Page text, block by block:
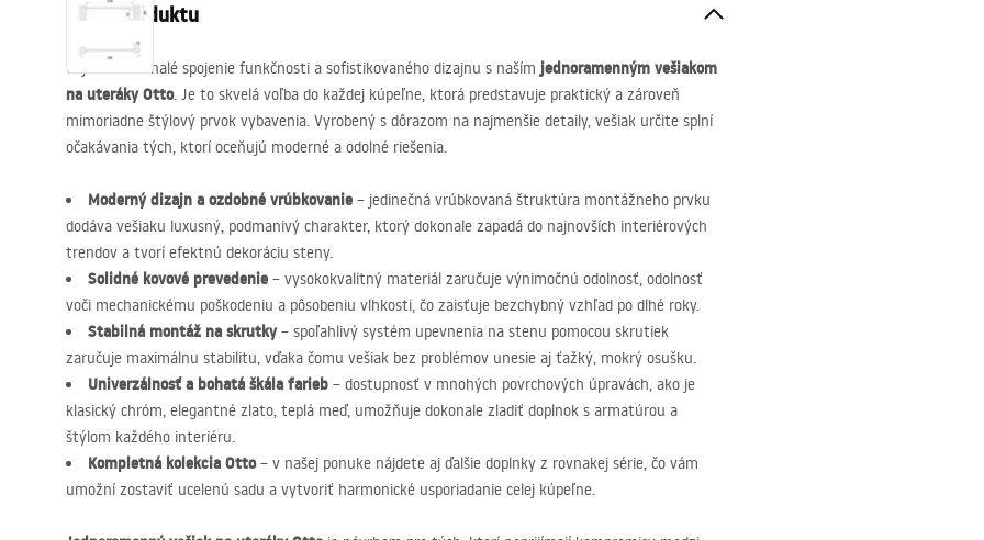
Popis produktu
Objavte dokonalé spojenie funkčnosti a sofistikovaného dizajnu s naším jednoramenným vešiakom
na uteráky Otto. Je to skvelá voľba do každej kúpeľne, ktorá predstavuje praktický a zároveň
mimoriadne štýlový prvok vybavenia. Vyrobený s dôrazom na najmenšie detaily, vešiak určite splní
očakávania tých, ktorí oceňujú moderné a odolné riešenia.
Moderný dizajn a ozdobné vrúbkovanie – jedinečná vrúbkovaná štruktúra montážneho prvku
dodáva vešiaku luxusný, podmanivý charakter, ktorý dokonale zapadá do najnovších interiérových
trendov a tvorí efektnú dekoráciu steny.
Solidné kovové prevedenie – vysokokvalitný materiál zaručuje výnimočnú odolnosť, odolnosť
voči mechanickému poškodeniu a pôsobeniu vlhkosti, čo zaisťuje bezchybný vzhľad po dlhé roky.
Stabilná montáž na skrutky– spoľahlivý systém upevnenia na stenu pomocou skrutiek
zaručuje maximálnu stabilitu, vďaka čomu vešiak bez problémov unesie aj ťažký, mokrý osušku.
Univerzálnosť a bohatá škála farieb – dostupnosť v mnohých povrchových úpravách, ako je
klasický chróm, elegantné zlato, teplá meď, umožňuje dokonale zladiť doplnok s armatúrou a
štýlom každého interiéru.
Kompletná kolekcia Otto– v našej ponuke nájdete aj ďalšie doplnky z rovnakej série, čo vám
umožní zostaviť ucelenú sadu a vytvoriť harmonické usporiadanie celej kúpeľne.